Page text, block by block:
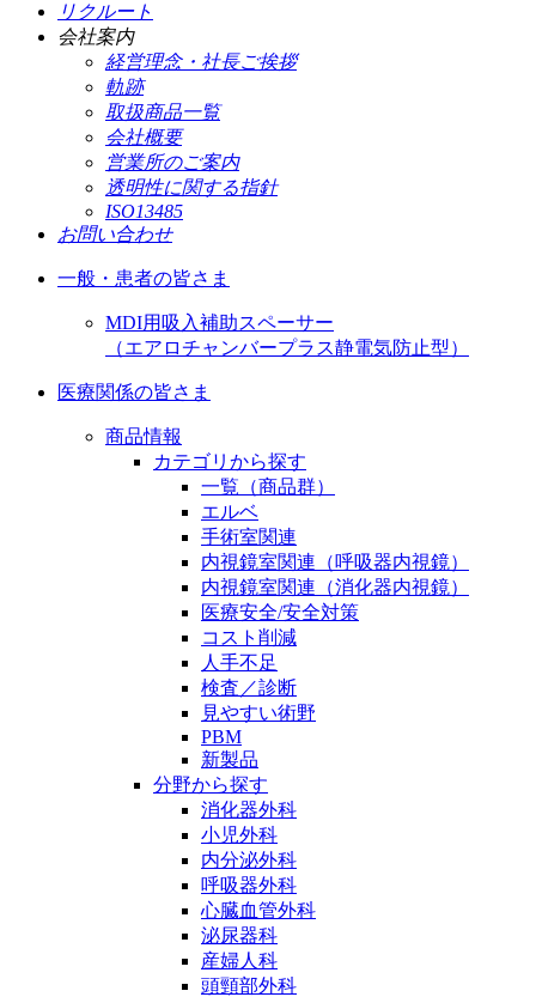
リクルート
会社案内
経営理念・社長ご挨拶
軌跡
取扱商品一覧
会社概要
営業所のご案内
透明性に関する指針
ISO13485
お問い合わせ
一般・患者の皆さま
MDI用吸入補助スペーサー
（エアロチャンバープラス静電気防止型）
医療関係の皆さま
商品情報
カテゴリから探す
一覧（商品群）
エルベ
手術室関連
内視鏡室関連（呼吸器内視鏡）
内視鏡室関連（消化器内視鏡）
医療安全/安全対策
コスト削減
人手不足
検査／診断
見やすい術野
PBM
新製品
分野から探す
消化器外科
小児外科
内分泌外科
呼吸器外科
心臓血管外科
泌尿器科
産婦人科
頭頸部外科